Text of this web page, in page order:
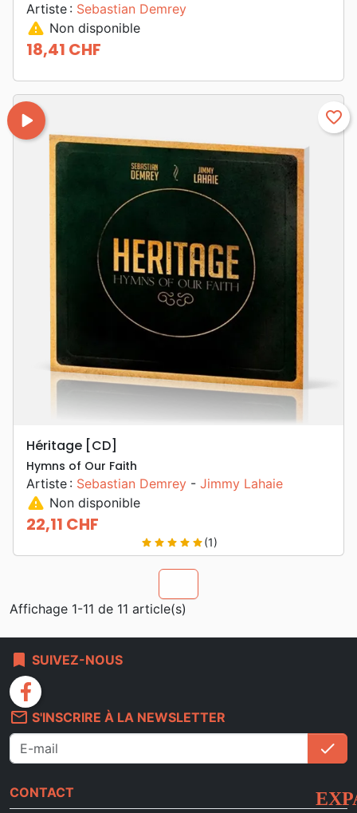
Artiste : Sebastian Demrey
warning Non disponible
Prix
18,41 CHF
play_arrow favorite_border
Héritage [CD]
Hymns of Our Faith
Artiste : Sebastian Demrey - Jimmy Lahaie
warning Non disponible
Prix
22,11 CHF
star star star star star(1)
Affichage 1-11 de 11 article(s)
bookmark SUIVEZ-NOUS
facebook
mail_outline S'INSCRIRE À LA NEWSLETTER
check
CONTACT